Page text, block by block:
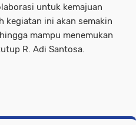
untuk kemajuan
kegiatan ini akan semakin
mampu menemukan
R. Adi Santosa.